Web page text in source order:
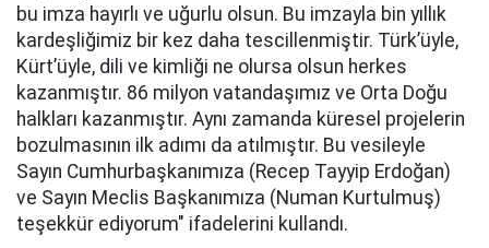
bu imza hayırlı ve uğurlu olsun. Bu imzayla bin yıllık
kardeşliğimiz bir kez daha tescillenmiştir. Türk’üyle,
Kürt’üyle, dili ve kimliği ne olursa olsun herkes
kazanmıştır. 86 milyon vatandaşımız ve Orta Doğu
halkları kazanmıştır. Aynı zamanda küresel projelerin
bozulmasının ilk adımı da atılmıştır. Bu vesileyle
Sayın Cumhurbaşkanımıza (Recep Tayyip Erdoğan)
ve Sayın Meclis Başkanımıza (Numan Kurtulmuş)
teşekkür ediyorum" ifadelerini kullandı.